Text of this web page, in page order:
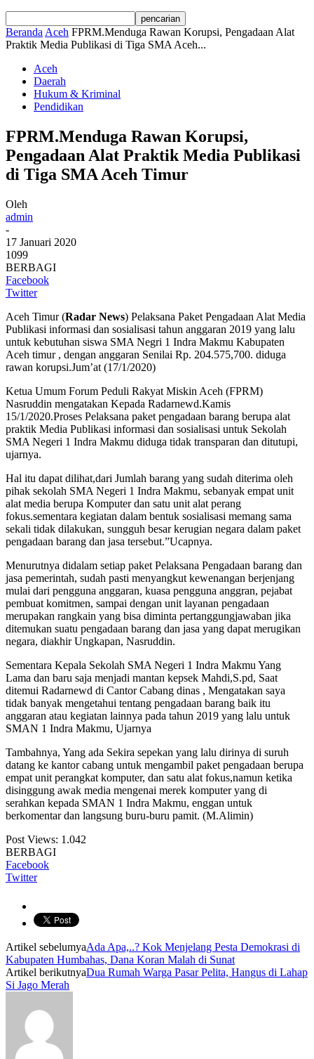
Beranda Aceh FPRM.Menduga Rawan Korupsi, Pengadaan Alat
Praktik Media Publikasi di Tiga SMA Aceh...
Aceh
Daerah
Hukum & Kriminal
Pendidikan
FPRM.Menduga Rawan Korupsi,
Pengadaan Alat Praktik Media Publikasi
di Tiga SMA Aceh Timur
Oleh
admin
-
17 Januari 2020
1099
BERBAGI
Facebook
Twitter
Aceh Timur (Radar News) Pelaksana Paket Pengadaan Alat Media
Publikasi informasi dan sosialisasi tahun anggaran 2019 yang lalu
untuk kebutuhan siswa SMA Negri 1 Indra Makmu Kabupaten
Aceh timur , dengan anggaran Senilai Rp. 204.575,700. diduga
rawan korupsi.Jum’at (17/1/2020)
Ketua Umum Forum Peduli Rakyat Miskin Aceh (FPRM)
Nasruddin mengatakan Kepada Radarnewd.Kamis
15/1/2020.Proses Pelaksana paket pengadaan barang berupa alat
praktik Media Publikasi informasi dan sosialisasi untuk Sekolah
SMA Negeri 1 Indra Makmu diduga tidak transparan dan ditutupi,
ujarnya.
Hal itu dapat dilihat,dari Jumlah barang yang sudah diterima oleh
pihak sekolah SMA Negeri 1 Indra Makmu, sebanyak empat unit
alat media berupa Komputer dan satu unit alat perang
fokus.sementara kegiatan dalam bentuk sosialisasi memang sama
sekali tidak dilakukan, sungguh besar kerugian negara dalam paket
pengadaan barang dan jasa tersebut.”Ucapnya.
Menurutnya didalam setiap paket Pelaksana Pengadaan barang dan
jasa pemerintah, sudah pasti menyangkut kewenangan berjenjang
mulai dari pengguna anggaran, kuasa pengguna anggran, pejabat
pembuat komitmen, sampai dengan unit layanan pengadaan
merupakan rangkain yang bisa diminta pertanggungjawaban jika
ditemukan suatu pengadaan barang dan jasa yang dapat merugikan
negara, diakhir Ungkapan, Nasruddin.
Sementara Kepala Sekolah SMA Negeri 1 Indra Makmu Yang
Lama dan baru saja menjadi mantan kepsek Mahdi,S.pd, Saat
ditemui Radarnewd di Cantor Cabang dinas , Mengatakan saya
tidak banyak mengetahui tentang pengadaan barang baik itu
anggaran atau kegiatan lainnya pada tahun 2019 yang lalu untuk
SMAN 1 Indra Makmu, Ujarnya
Tambahnya, Yang ada Sekira sepekan yang lalu dirinya di suruh
datang ke kantor cabang untuk mengambil paket pengadaan berupa
empat unit perangkat komputer, dan satu alat fokus,namun ketika
disinggung awak media mengenai merek komputer yang di
serahkan kepada SMAN 1 Indra Makmu, enggan untuk
berkomentar dan langsung buru-buru pamit. (M.Alimin)
Post Views: 1.042
BERBAGI
Facebook
Twitter
Artikel sebelumyaAda Apa,..? Kok Menjelang Pesta Demokrasi di
Kabupaten Humbahas, Dana Koran Malah di Sunat
Artikel berikutnyaDua Rumah Warga Pasar Pelita, Hangus di Lahap
Si Jago Merah